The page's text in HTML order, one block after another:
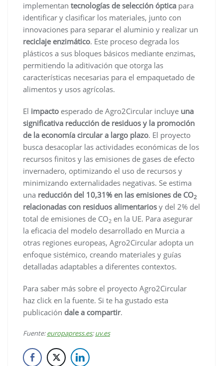
implementan tecnologías de selección óptica para
identificar y clasificar los materiales, junto con
innovaciones para separar el aluminio y realizar un
reciclaje enzimático. Este proceso degrada los
plásticos a sus bloques básicos mediante enzimas,
permitiendo la aditivación que otorga las
características necesarias para el empaquetado de
alimentos y usos agrícolas.
El impacto esperado de Agro2Circular incluye una
significativa reducción de residuos y la promoción
de la economía circular a largo plazo. El proyecto
busca desacoplar las actividades económicas de los
recursos finitos y las emisiones de gases de efecto
invernadero, optimizando el uso de recursos y
minimizando externalidades negativas. Se estima
una reducción del 10,31% en las emisiones de CO2
relacionadas con residuos alimentarios y del 2% del
total de emisiones de CO2 en la UE. Para asegurar
la eficacia del modelo desarrollado en Murcia a
otras regiones europeas, Agro2Circular adopta un
enfoque sistémico, creando materiales y guías
detalladas adaptables a diferentes contextos.
Para saber más sobre el proyecto Agro2Circular
haz click en la fuente. Si te ha gustado esta
publicación dale a compartir.
Fuente:europapress.es;uv.es